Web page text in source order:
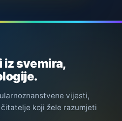
iz svemira,
vijesti,
koji žele razumjeti